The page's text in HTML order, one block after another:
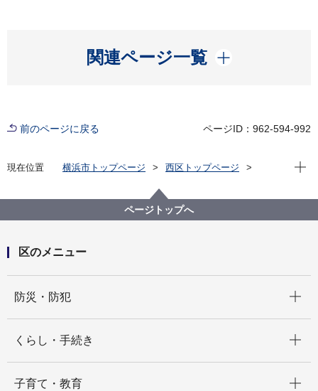
関連ページ一覧
開く
前のページに戻る ページID：962-594-992
現在位置 横浜市トップページ
西区トップページ
南浅間保育園
保育園で遊ぼう！（南浅間保育園”カンガルークラブ”の
子育て支援情報）
現在
ページトップへ
区のメニュー
防災・防犯
くらし・手続き
子育て・教育